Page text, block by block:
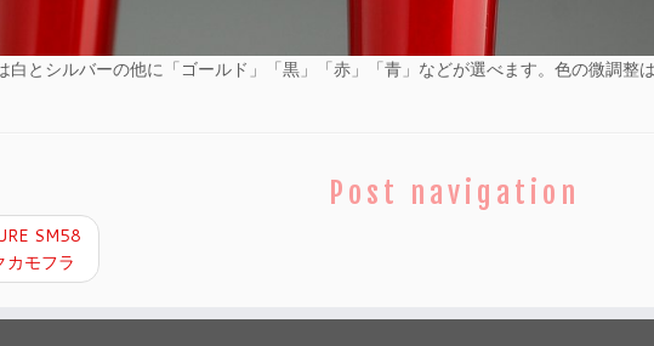
白とシルバーの他に「ゴールド」「黒」「赤」「青」などが選べます。色の微調整
Post navigation
SM58
カモフラ